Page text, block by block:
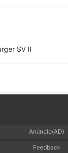
SV II
Anúncio(AD)
Feedback